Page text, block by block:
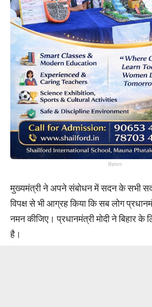
विज्ञापन
मुख्यमंत्री ने अपने संबोधन में सदन के सभी
विपक्ष से भी आग्रह किया कि सब लोग
नमन कीजिए। प्रधानमंत्री मोदी ने बिहार के
है।